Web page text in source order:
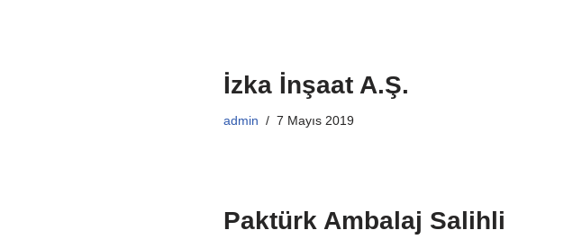
İzka İnşaat A.Ş.
admin 7 Mayıs 2019
Paktürk Ambalaj Salihli